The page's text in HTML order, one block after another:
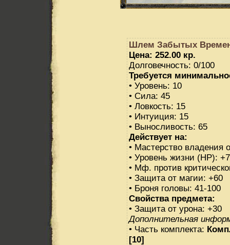
Шлем Забытых
Цена: 252.00 кр.
Долговечность: 0/100
Требуется
• Уровень: 10
• Сила: 45
• Ловкость: 15
• Интуиция: 15
• Выносливость: 65
Действует на:
• Мастерство владения
• Уровень жизни (HP):
• Мф. против
• Защита от магии: +60
• Броня головы: 41-100
Свойства предмета:
• Защита от урона: +30
Дополнительная
• Часть комплекта:
[10]